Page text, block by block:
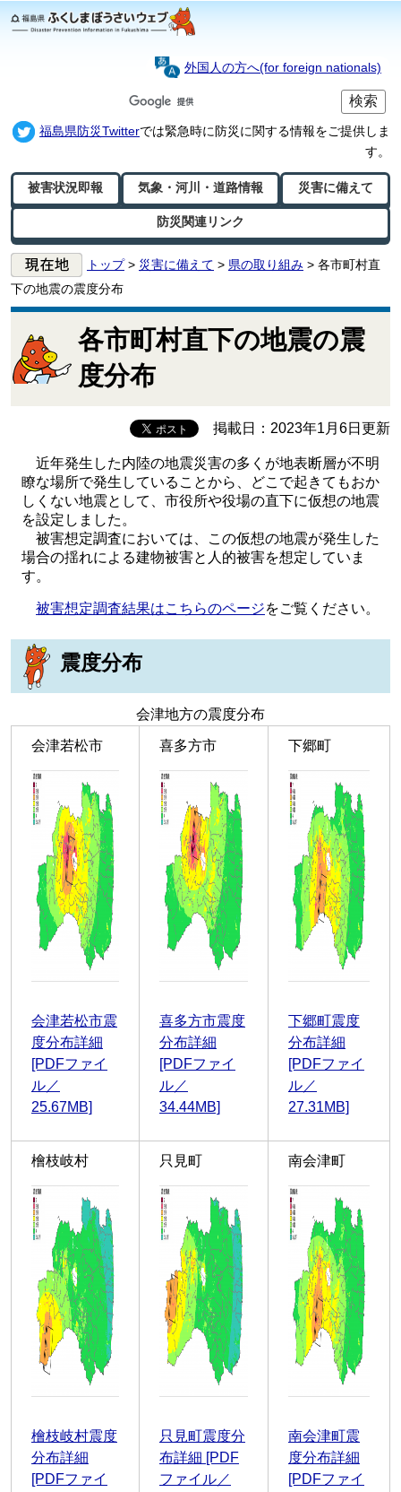
外国人の方へ(for foreign nationals)
福島県防災Twitterでは緊急時に防災に関する情報をご提供しま
す。
被害状況即報 気象・河川・ 道路情報 災害に備えて
防災関連リンク
トップ> 災害に備えて > 県の取り組み > 各市町村直
下の地震の震度分布
各市町村直下の地震の震
度分布
掲載日：2023年1月6日更新
近年発生した内陸の地震災害の多くが地表断層が不明
瞭な場所で発生していることから、どこで起きてもおか
しくない地震として、市役所や役場の直下に仮想の地震
を設定しました。
被害想定調査においては、この仮想の地震が発生した
場合の揺れによる建物被害と人的被害を想定していま
す。
被害想定調査結果はこちらのページをご覧ください。
震度分布
会津地方の震度分布
会津若松市
会津若松市震
度分布詳細
[PDFファイ
ル／
25.67MB]
喜多方市
喜多方市震度
分布詳細
[PDFファイ
ル／
34.44MB]
下郷町
下郷町震度
分布詳細
[PDFファイ
ル／
27.31MB]
檜枝岐村
檜枝岐村震度
分布詳細
[PDFファイ
只見町
只見町震度分
布詳細 [PDF
ファイル／
南会津町
南会津町震
度分布詳細
[PDFファイ